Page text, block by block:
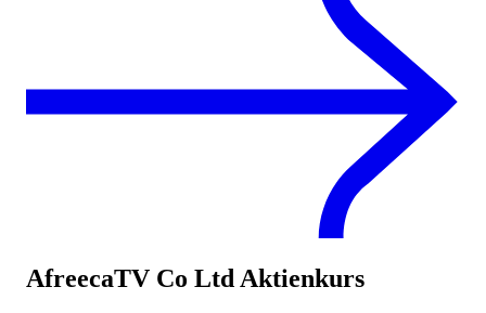
AfreecaTV Co Ltd Aktienkurs